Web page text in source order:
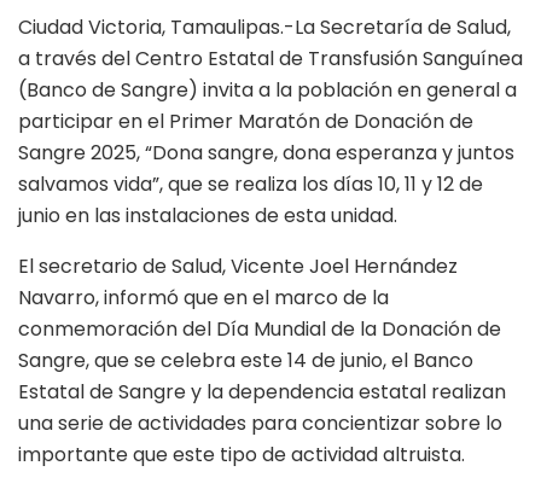
Ciudad Victoria, Tamaulipas.-La Secretaría de Salud,
a través del Centro Estatal de Transfusión Sanguínea
(Banco de Sangre) invita a la población en general a
participar en el Primer Maratón de Donación de
Sangre 2025, “Dona sangre, dona esperanza y juntos
salvamos vida”, que se realiza los días 10, 11 y 12 de
junio en las instalaciones de esta unidad.
El secretario de Salud, Vicente Joel Hernández
Navarro, informó que en el marco de la
conmemoración del Día Mundial de la Donación de
Sangre, que se celebra este 14 de junio, el Banco
Estatal de Sangre y la dependencia estatal realizan
una serie de actividades para concientizar sobre lo
importante que este tipo de actividad altruista.